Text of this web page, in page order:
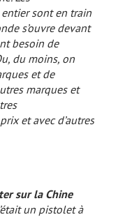
sont en train
s’ouvre devant
besoin de
du moins, on
et de
marques et
et avec d’autres
sur la Chine
un pistolet à